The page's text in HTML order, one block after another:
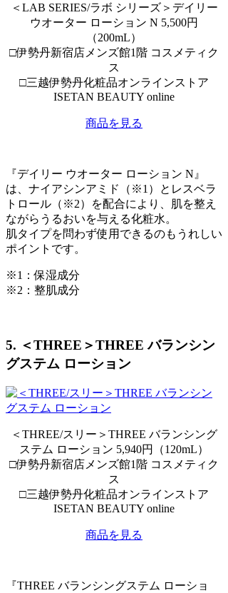
＜LAB SERIES/ラボ シリーズ＞デイリー
ウオーター ローション N 5,500円
（200mL）
□伊勢丹新宿店メンズ館1階 コスメティク
ス
□三越伊勢丹化粧品オンラインストア
ISETAN BEAUTY online
商品を見る
『デイリー ウオーター ローション N』
は、ナイアシンアミド（※1）とレスベラ
トロール（※2）を配合により、肌を整え
ながらうるおいを与える化粧水。
肌タイプを問わず使用できるのもうれしい
ポイントです。
※1：保湿成分
※2：整肌成分
5. ＜THREE＞THREE バランシン
グステム ローション
＜THREE/スリー＞THREE バランシング
ステム ローション 5,940円（120mL）
□伊勢丹新宿店メンズ館1階 コスメティク
ス
□三越伊勢丹化粧品オンラインストア
ISETAN BEAUTY online
商品を見る
『THREE バランシングステム ローショ